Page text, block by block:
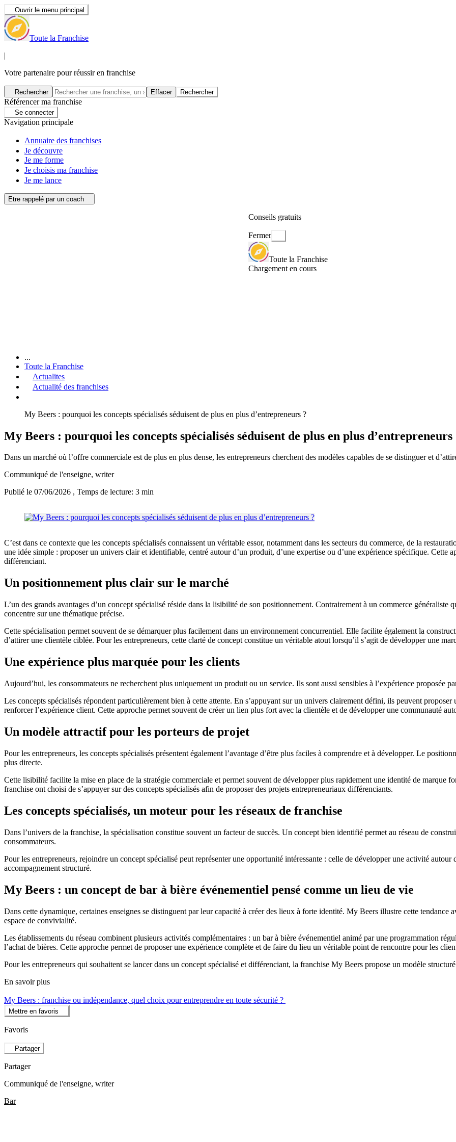
Ouvrir le menu principal
Toute la Franchise
|
Votre partenaire pour réussir en franchise
Rechercher Effacer Rechercher
Référencer ma franchise
Se connecter
Navigation principale
Annuaire des franchises
Je découvre
Je me forme
Je choisis ma franchise
Je me lance
Etre rappelé par un coach
Conseils gratuits
Fermer
Toute la Franchise
Chargement en cours
...
Toute la Franchise
Actualites
Actualité des franchises
My Beers : pourquoi les concepts spécialisés séduisent de plus en plus d’entrepreneurs ?
My Beers : pourquoi les concepts spécialisés séduisent de plus en plus d’entrepreneurs
Dans un marché où l’offre commerciale est de plus en plus dense, les entrepreneurs cherchent des modèles capables de se distinguer et
Communiqué de l'enseigne, writer
Publié le 07/06/2026 , Temps de lecture: 3 min
C’est dans ce contexte que les concepts spécialisés connaissent un véritable essor, notamment dans les secteurs du commerce, de la
une idée simple : proposer un univers clair et identifiable, centré autour d’un produit, d’une expertise ou d’une expérience spécifique. Cette
différenciant.
Un positionnement plus clair sur le marché
L’un des grands avantages d’un concept spécialisé réside dans la lisibilité de son positionnement. Contrairement à un commerce généraliste
concentre sur une thématique précise.
Cette spécialisation permet souvent de se démarquer plus facilement dans un environnement concurrentiel. Elle facilite également la
d’attirer une clientèle ciblée. Pour les entrepreneurs, cette clarté de concept constitue un véritable atout lorsqu’il s’agit de développer une
Une expérience plus marquée pour les clients
Aujourd’hui, les consommateurs ne recherchent plus uniquement un produit ou un service. Ils sont aussi sensibles à l’expérience proposée
Les concepts spécialisés répondent particulièrement bien à cette attente. En s’appuyant sur un univers clairement défini, ils peuvent
renforcer l’expérience client. Cette approche permet souvent de créer un lien plus fort avec la clientèle et de développer une communauté
Un modèle attractif pour les porteurs de projet
Pour les entrepreneurs, les concepts spécialisés présentent également l’avantage d’être plus faciles à comprendre et à développer. Le
plus directe.
Cette lisibilité facilite la mise en place de la stratégie commerciale et permet souvent de développer plus rapidement une identité de marque
franchise ont choisi de s’appuyer sur des concepts spécialisés afin de proposer des projets entrepreneuriaux différenciants.
Les concepts spécialisés, un moteur pour les réseaux de franchise
Dans l’univers de la franchise, la spécialisation constitue souvent un facteur de succès. Un concept bien identifié permet au réseau de
consommateurs.
Pour les entrepreneurs, rejoindre un concept spécialisé peut représenter une opportunité intéressante : celle de développer une activité
accompagnement structuré.
My Beers : un concept de bar à bière événementiel pensé comme un lieu de vie
Dans cette dynamique, certaines enseignes se distinguent par leur capacité à créer des lieux à forte identité. My Beers illustre cette
espace de convivialité.
Les établissements du réseau combinent plusieurs activités complémentaires : un bar à bière événementiel animé par une programmation
l’achat de bières. Cette approche permet de proposer une expérience complète et de faire du lieu un véritable point de rencontre pour les
Pour les entrepreneurs qui souhaitent se lancer dans un concept spécialisé et différenciant, la franchise My Beers propose un modèle
En savoir plus
My Beers : franchise ou indépendance, quel choix pour entreprendre en toute sécurité ?
Mettre en favoris
Favoris
Partager
Partager
Communiqué de l'enseigne, writer
Bar